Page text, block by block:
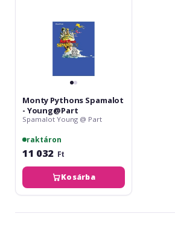
Monty Pythons Spamalot
- Young@Part
Spamalot Young @ Part
raktáron
11 032 Ft
Kosárba